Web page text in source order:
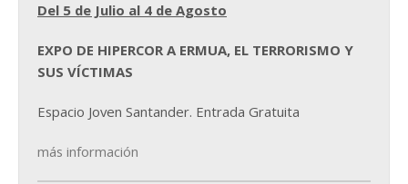
Del 5 de Julio al 4 de Agosto
EXPO DE HIPERCOR A ERMUA, EL TERRORISMO Y
SUS VÍCTIMAS
Espacio Joven Santander. Entrada Gratuita
más información